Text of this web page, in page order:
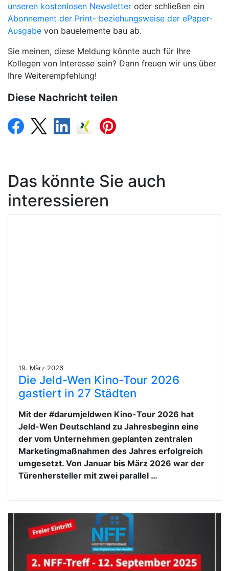
unseren kostenlosen Newsletter oder schließen ein
Abonnement der Print- beziehungsweise der ePaper-
Ausgabe von bauelemente bau ab.
Sie meinen, diese Meldung könnte auch für Ihre
Kollegen von Interesse sein? Dann freuen wir uns über
Ihre Weiterempfehlung!
Diese Nachricht teilen
Das könnte Sie auch
interessieren
19. März 2026
Die Jeld-Wen Kino-Tour 2026
gastiert in 27 Städten
Mit der #darumjeldwen Kino-Tour 2026 hat
Jeld-Wen Deutschland zu Jahresbeginn eine
der vom Unternehmen geplanten zentralen
Marketingmaßnahmen des Jahres erfolgreich
umgesetzt. Von Januar bis März 2026 war der
Türenhersteller mit zwei parallel …